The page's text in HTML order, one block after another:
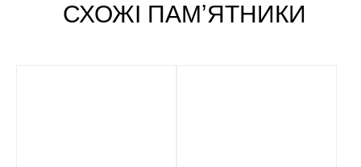
СХОЖІ ПАМʼЯТНИКИ